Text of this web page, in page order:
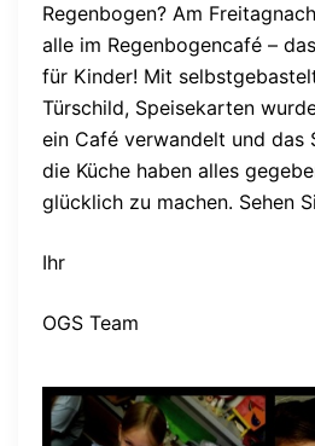
Regenbogen? Am
alle im Regenbogencafé –
für Kinder! Mit
Türschild, Speisekarten
ein Café verwandelt und das
die Küche haben alles
glücklich zu machen. Sehen
Ihr
OGS Team